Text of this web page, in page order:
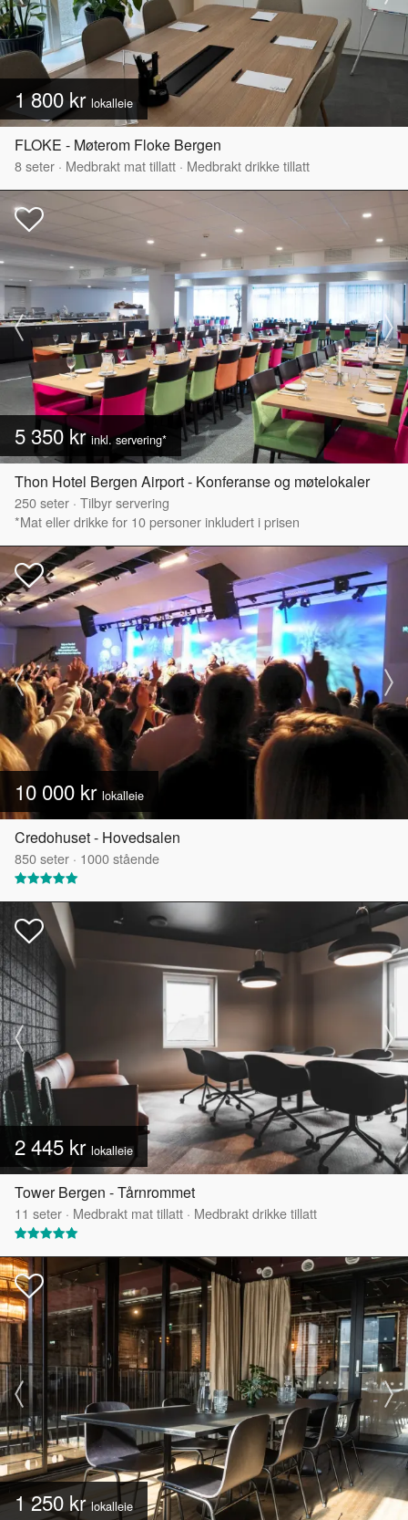
1 800 kr lokalleie
FLOKE - Møterom Floke Bergen
8seter · Medbrakt mat tillatt · Medbrakt drikke tillatt
5 350 krinkl. servering*
Thon Hotel Bergen Airport - Konferanse og møtelokaler
250seter · Tilbyr servering
*Mat eller drikke for 10 personer inkludert i prisen
10 000 kr lokalleie
Credohuset - Hovedsalen
850seter · 1000stående
2 445 kr lokalleie
Tower Bergen - Tårnrommet
11 seter · Medbrakt mat tillatt · Medbrakt drikke tillatt
1 250 krlokalleie